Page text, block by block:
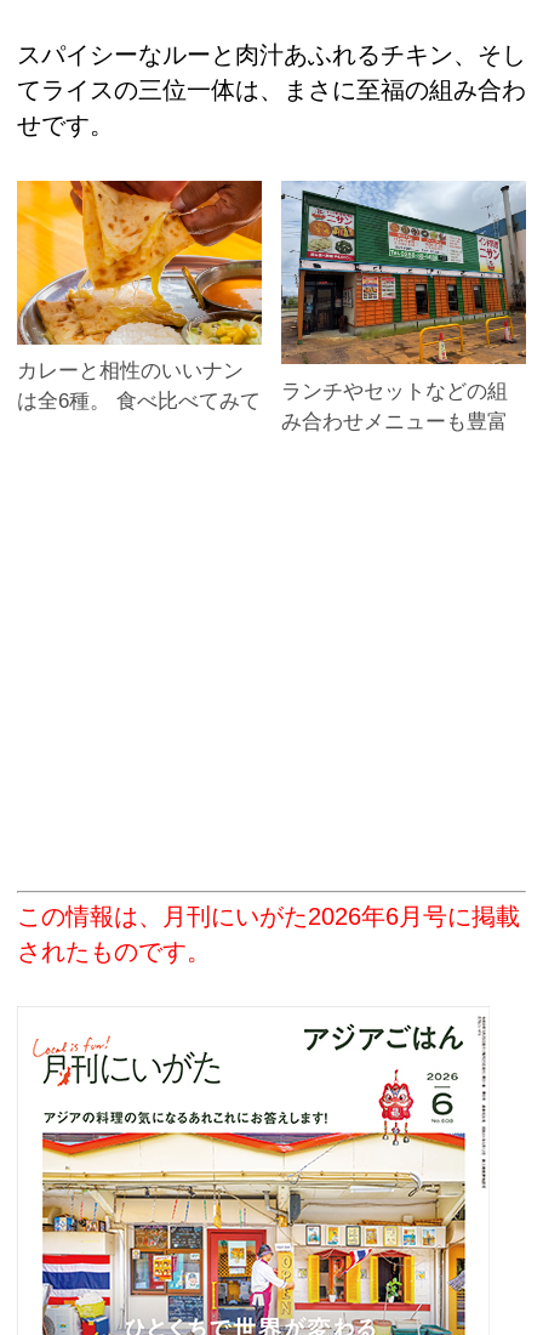
スパイシーなルーと肉汁あふれるチキン、そし
てライスの三位一体は、まさに至福の組み合わ
せです。
カレーと相性のいいナン
は全6種。 食べ比べてみて
ランチやセットなどの組
み合わせメニューも豊富
この情報は、月刊にいがた2026年6月号に掲載
されたものです。